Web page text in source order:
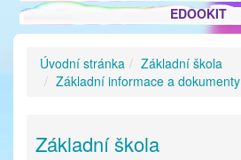
EDOOKIT
Úvodní stránka
Základní škola
Základní informace a dokumenty
Základní škola